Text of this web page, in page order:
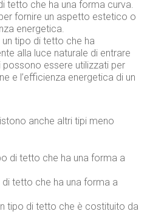
tetto che ha una forma curva.
fornire un aspetto estetico o
energetica.
un tipo di tetto che ha
alla luce naturale di entrare
possono essere utilizzati per
e l’efficienza energetica di un
anche altri tipi meno
di tetto che ha una forma a
di tetto che ha una forma a
tipo di tetto che è costituito da